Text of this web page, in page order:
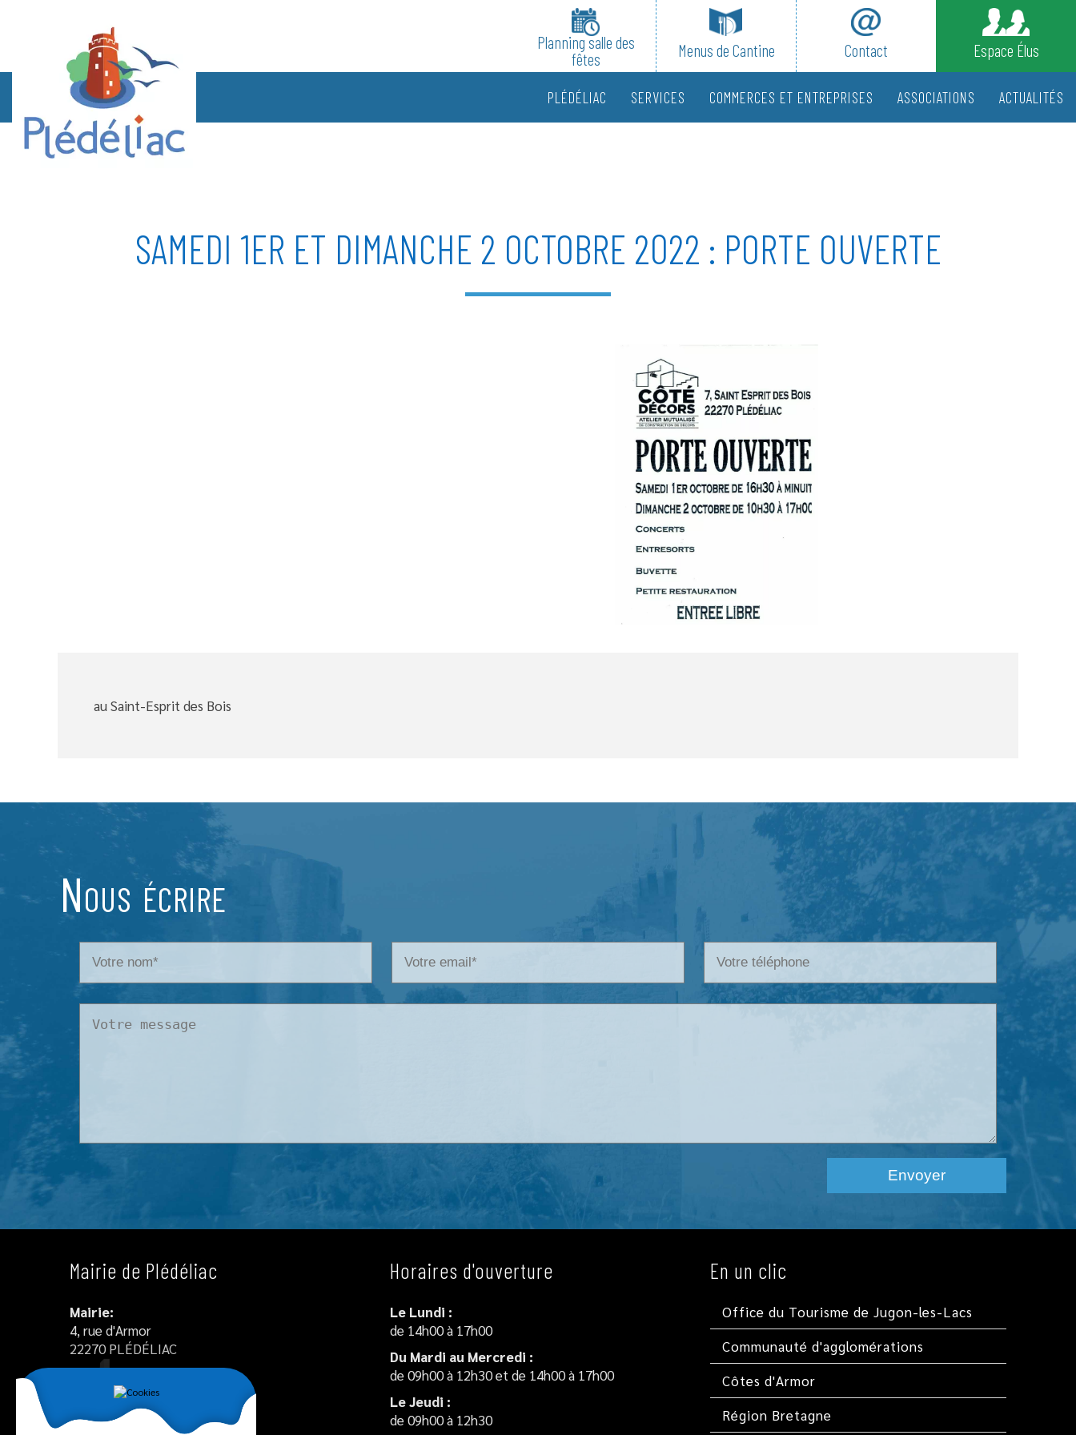
Planning salle des
fêtes
Menus de Cantine Contact Espace Élus
PLÉDÉLIAC SERVICES COMMERCES ET ENTREPRISES ASSOCIATIONS ACTUALITÉS
SAMEDI 1ER ET DIMANCHE 2 OCTOBRE 2022 : PORTE OUVERTE
au Saint-Esprit des Bois
Nous écrire
Mairie de Plédéliac
Mairie:
4, rue d'Armor
22270 PLÉDÉLIAC
Agence postale communale :
02.96.34.12.55
Horaires d'ouverture
Le Lundi :
de 14h00 à 17h00
Du Mardi au Mercredi :
de 09h00 à 12h30 et de 14h00 à 17h00
Le Jeudi :
de 09h00 à 12h30
En un clic
Office du Tourisme de Jugon-les-Lacs
Communauté d'agglomérations
Côtes d'Armor
Région Bretagne